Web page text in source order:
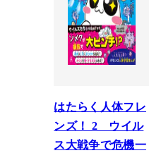
はたらく人体フレ
ンズ！ 2 ウイル
ス大戦争で危機一